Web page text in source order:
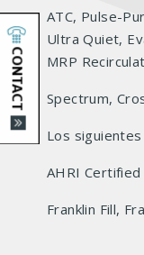
ATC, Pulse-
Ultra Quiet,
MRP
Spectrum,
Los
AHRI
Franklin Fill,
CONTACT